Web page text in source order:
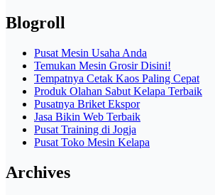
Blogroll
Pusat Mesin Usaha Anda
Temukan Mesin Grosir Disini!
Tempatnya Cetak Kaos Paling Cepat
Produk Olahan Sabut Kelapa Terbaik
Pusatnya Briket Ekspor
Jasa Bikin Web Terbaik
Pusat Training di Jogja
Pusat Toko Mesin Kelapa
Archives